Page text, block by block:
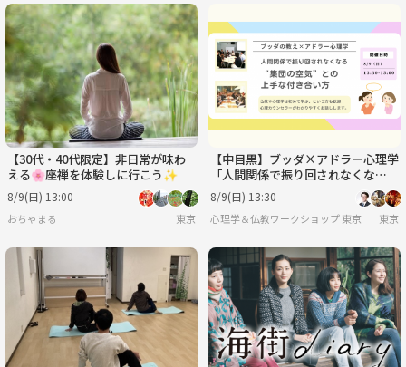
【30代・40代限定】非日常が味わ
える🌸座禅を体験しに行こう✨
8/9(日) 13:00
おちゃまる 東京
【中目黒】ブッダ×アドラー心理学
「人間関係で振り回されなくな
る、“集団の空気”との上手な付き
合い方」ワークショップ-東京
8/9(日) 13:30
心理学＆仏教ワークショップ 東京 東京